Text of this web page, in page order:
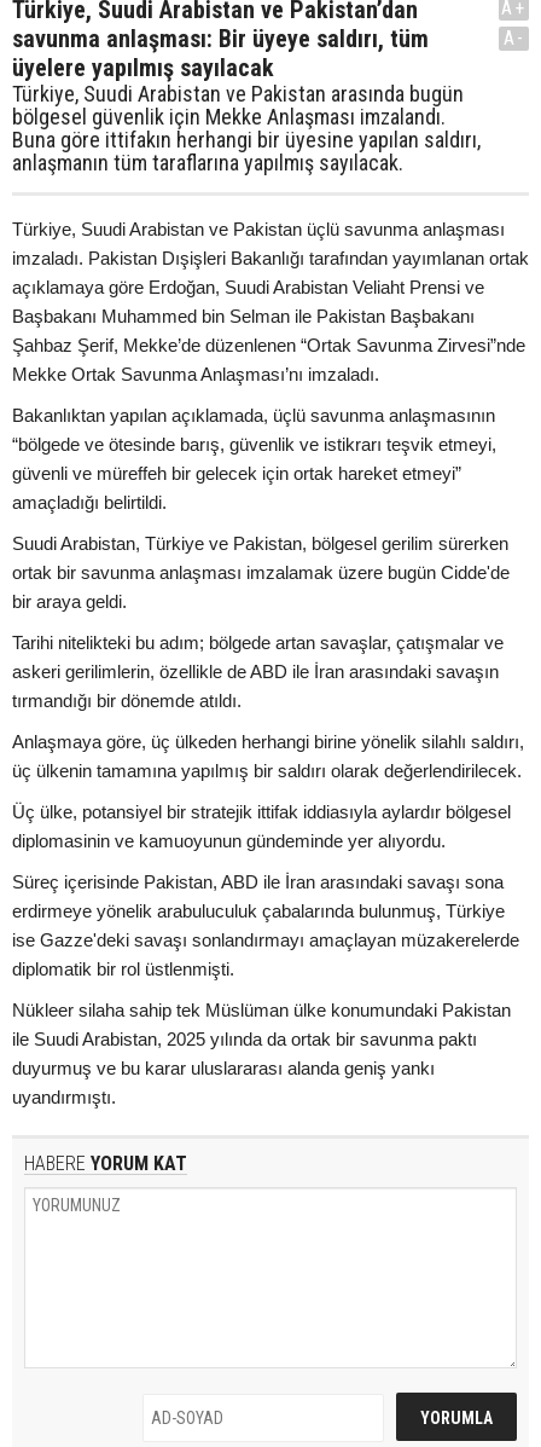
Türkiye, Suudi Arabistan ve Pakistan’dan
savunma anlaşması: Bir üyeye saldırı, tüm
üyelere yapılmış sayılacak
Türkiye, Suudi Arabistan ve Pakistan arasında bugün
bölgesel güvenlik için Mekke Anlaşması imzalandı.
Buna göre ittifakın herhangi bir üyesine yapılan saldırı,
anlaşmanın tüm taraflarına yapılmış sayılacak.
A+
A-
Türkiye, Suudi Arabistan ve Pakistan üçlü savunma anlaşması
imzaladı. Pakistan Dışişleri Bakanlığı tarafından yayımlanan ortak
açıklamaya göre Erdoğan, Suudi Arabistan Veliaht Prensi ve
Başbakanı Muhammed bin Selman ile Pakistan Başbakanı
Şahbaz Şerif, Mekke’de düzenlenen “Ortak Savunma Zirvesi”nde
Mekke Ortak Savunma Anlaşması’nı imzaladı.
Bakanlıktan yapılan açıklamada, üçlü savunma anlaşmasının
“bölgede ve ötesinde barış, güvenlik ve istikrarı teşvik etmeyi,
güvenli ve müreffeh bir gelecek için ortak hareket etmeyi”
amaçladığı belirtildi.
Suudi Arabistan, Türkiye ve Pakistan, bölgesel gerilim sürerken
ortak bir savunma anlaşması imzalamak üzere bugün Cidde'de
bir araya geldi.
Tarihi nitelikteki bu adım; bölgede artan savaşlar, çatışmalar ve
askeri gerilimlerin, özellikle de ABD ile İran arasındaki savaşın
tırmandığı bir dönemde atıldı.
Anlaşmaya göre, üç ülkeden herhangi birine yönelik silahlı saldırı,
üç ülkenin tamamına yapılmış bir saldırı olarak değerlendirilecek.
Üç ülke, potansiyel bir stratejik ittifak iddiasıyla aylardır bölgesel
diplomasinin ve kamuoyunun gündeminde yer alıyordu.
Süreç içerisinde Pakistan, ABD ile İran arasındaki savaşı sona
erdirmeye yönelik arabuluculuk çabalarında bulunmuş, Türkiye
ise Gazze'deki savaşı sonlandırmayı amaçlayan müzakerelerde
diplomatik bir rol üstlenmişti.
Nükleer silaha sahip tek Müslüman ülke konumundaki Pakistan
ile Suudi Arabistan, 2025 yılında da ortak bir savunma paktı
duyurmuş ve bu karar uluslararası alanda geniş yankı
uyandırmıştı.
HABERE YORUM KAT